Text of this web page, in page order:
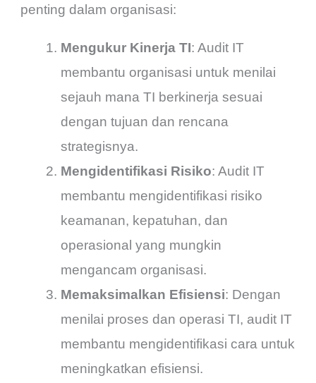
penting dalam organisasi:
Mengukur Kinerja TI: Audit IT
membantu organisasi untuk menilai
sejauh mana TI berkinerja sesuai
dengan tujuan dan rencana
strategisnya.
Mengidentifikasi Risiko: Audit IT
membantu mengidentifikasi risiko
keamanan, kepatuhan, dan
operasional yang mungkin
mengancam organisasi.
Memaksimalkan Efisiensi: Dengan
menilai proses dan operasi TI, audit IT
membantu mengidentifikasi cara untuk
meningkatkan efisiensi.